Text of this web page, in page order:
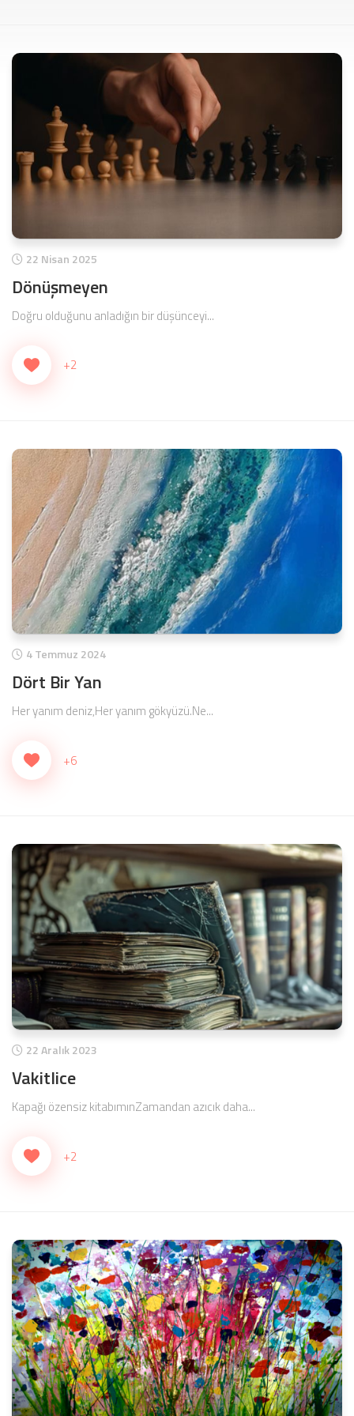
22 Nisan 2025
Dönüşmeyen
Doğru olduğunu anladığın bir düşünceyi...
+2
4 Temmuz 2024
Dört Bir Yan
Her yanım deniz,Her yanım gökyüzü.Ne...
+6
22 Aralık 2023
Vakitlice
Kapağı özensiz kitabımınZamandan azıcık daha...
+2